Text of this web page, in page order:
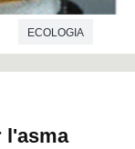
ECOLOGIA
l'asma